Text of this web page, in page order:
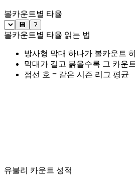
볼카운트별 타율
💾 ?
볼카운트별 타율 읽는 법
방사형 막대 하나가 볼카운트
막대가 길고 붉을수록 그 카운
점선 호 = 같은 시즌 리그 평균
유불리 카운트 성적